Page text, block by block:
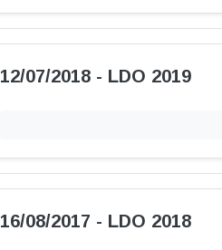
12/07/2018 - LDO 2019
16/08/2017 - LDO 2018